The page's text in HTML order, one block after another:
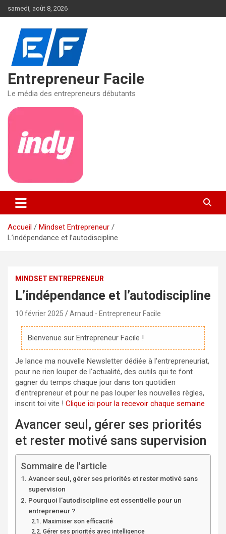
au
samedi, août 8, 2026
Entrepreneur Facile
Le média des entrepreneurs débutants
Accueil
Mindset Entrepreneur
L’indépendance et l’autodiscipline
MINDSET ENTREPRENEUR
L’indépendance et l’autodiscipline
10 février 2025 Arnaud - Entrepreneur Facile
Bienvenue sur Entrepreneur Facile !
Je lance ma nouvelle Newsletter dédiée à l'entrepreneuriat,
pour ne rien louper de l'actualité, des outils qui te font
gagner du temps chaque jour dans ton quotidien
d'entrepreneur et pour ne pas louper les nouvelles règles,
inscrit toi vite ! Clique ici pour la recevoir chaque semaine
Avancer seul, gérer ses priorités
et rester motivé sans supervision
Sommaire de l'article
Avancer seul, gérer ses priorités et rester motivé sans
supervision
Pourquoi l’autodiscipline est essentielle pour un
entrepreneur ?
Maximiser son efficacité
Gérer ses priorités avec intelligence